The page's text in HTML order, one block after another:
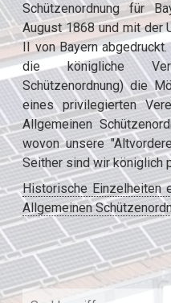
Schützenordnung für
August 1868 und mit der
II von Bayern
die königliche
Schützenordnung) die
eines privilegierten
Allgemeinen
wovon unsere
Seither sind wir königlich
Historische Einzelheiten
Allgemeinen